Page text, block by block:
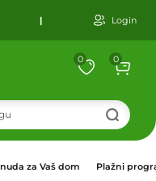
| Login
0 0
za Vaš dom Plažni